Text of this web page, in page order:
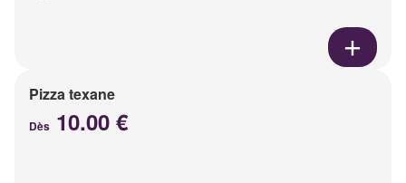
Pizza texane
Dès 10.00 €